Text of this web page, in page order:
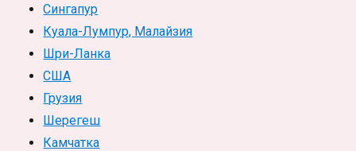
Сингапур
Куала-Лумпур, Малайзия
Шри-Ланка
США
Грузия
Шерегеш
Камчатка